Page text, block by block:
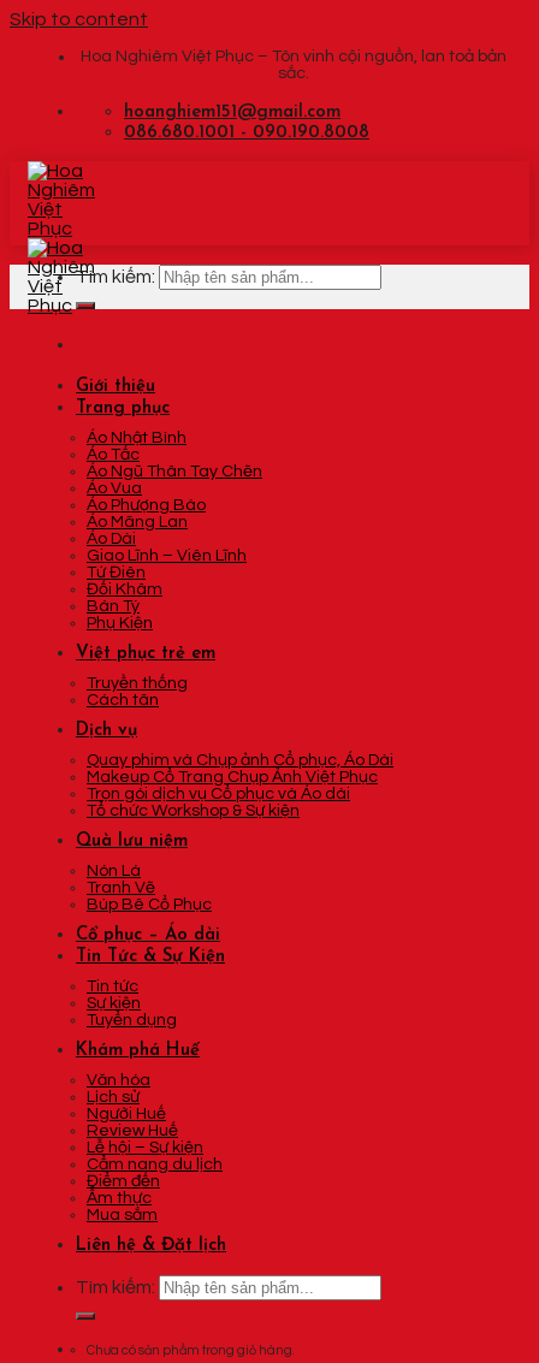
Skip to content
Hoa Nghiêm Việt Phục – Tôn vinh cội nguồn, lan toả bản
sắc.
hoanghiem151@gmail.com
086.680.1001 - 090.190.8008
Giới thiệu
Trang phục
Áo Nhật Bình
Áo Tấc
Áo Ngũ Thân Tay Chẽn
Áo Vua
Áo Phượng Bào
Áo Mãng Lan
Áo Dài
Giao Lĩnh – Viên Lĩnh
Tứ Điên
Đối Khâm
Bán Tý
Phụ Kiện
Việt phục trẻ em
Truyền thống
Cách tân
Dịch vụ
Quay phim và Chụp ảnh Cổ phục, Áo Dài
Makeup Cổ Trang Chụp Ảnh Việt Phục
Trọn gói dịch vụ Cổ phục và Áo dài
Tổ chức Workshop & Sự kiện
Quà lưu niệm
Nón Lá
Tranh Vẽ
Búp Bê Cổ Phục
Cổ phục – Áo dài
Tin Tức & Sự Kiện
Tin tức
Sự kiện
Tuyển dụng
Khám phá Huế
Văn hóa
Lịch sử
Người Huế
Review Huế
Lễ hội – Sự kiện
Cẩm nang du lịch
Điểm đến
Ẩm thực
Mua sắm
Liên hệ & Đặt lịch
Tìm kiếm:
Chưa có sản phẩm trong giỏ hàng.
Tìm kiếm: